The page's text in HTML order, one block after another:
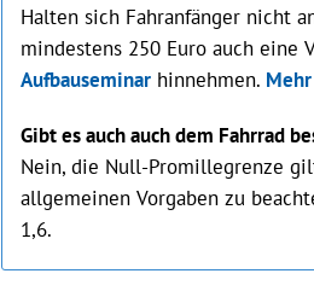
Halten sich Fahranfänger nicht
mindestens 250 Euro auch eine
Aufbauseminarhinnehmen.
Gibt es auch auch dem Fahrrad
Nein, die Null-Promillegrenze
allgemeinen Vorgaben zu
1,6.